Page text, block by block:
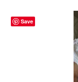
Save